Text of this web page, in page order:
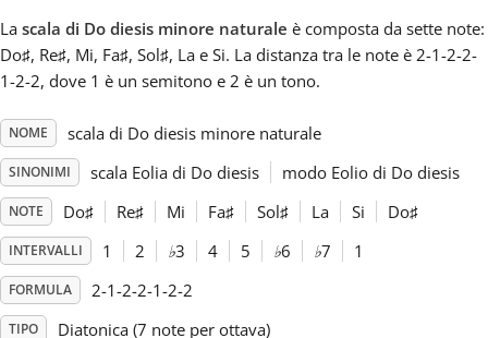
Dansk
Deutsch
English
Español
La scala di Do diesis minore naturale è composta da sette note:
Do♯, Re♯, Mi, Fa♯, Sol♯, La e Si. La distanza tra le note è 2-1-2-2-
1-2-2, dove 1 è un semitono e 2 è un tono.
NOME scala di Do diesis minore naturale
SINONIMI scala Eolia di Do diesis modo Eolio di Do diesis
NOTE Do♯ Re♯ Mi Fa♯ Sol♯ La Si Do♯
INTERVALLI 1 2 ♭3 4 5 ♭6 ♭7 1
FORMULA 2-1-2-2-1-2-2
TIPO Diatonica (7 note per ottava)